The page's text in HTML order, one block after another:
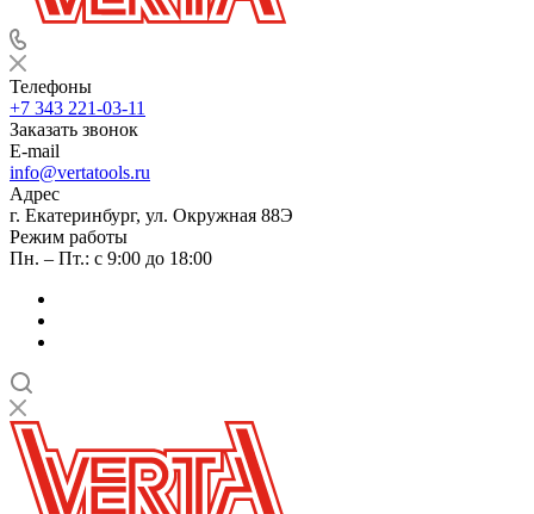
Телефоны
+7 343 221-03-11
Заказать звонок
E-mail
info@vertatools.ru
Адрес
г. Екатеринбург, ул. Окружная 88Э
Режим работы
Пн. – Пт.: с 9:00 до 18:00